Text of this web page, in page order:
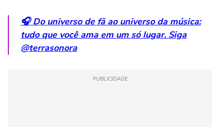
🎧 Do universo de fã ao universo da música:
tudo que você ama em um só lugar. Siga
@terrasonora
PUBLICIDADE